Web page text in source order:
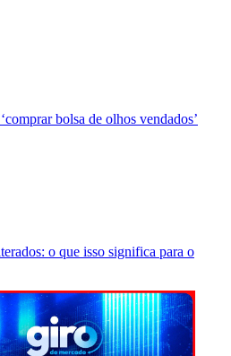
bolsa de olhos vendados’
o que isso significa para o